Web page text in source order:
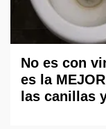
No es con
es la
las canillas